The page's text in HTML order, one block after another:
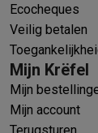
Ecocheques
Veilig betalen
Mijn Krëfel
Mijn
Mijn account